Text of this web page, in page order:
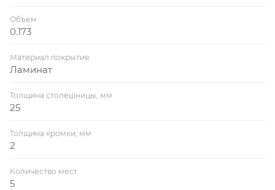
Объем
0.173
Материал покрытия
Ламинат
Толщина столешницы, мм
25
Толщина кромки, мм
2
Количество мест
5